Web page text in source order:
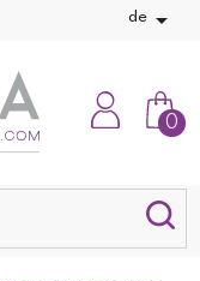
de 
0